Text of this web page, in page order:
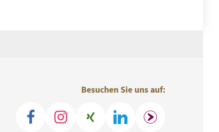
Besuchen Sie uns auf: